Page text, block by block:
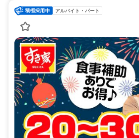
アルバイト・パート